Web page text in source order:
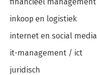
inkoop en logistiek
internet en social media
it-management / ict
juridisch